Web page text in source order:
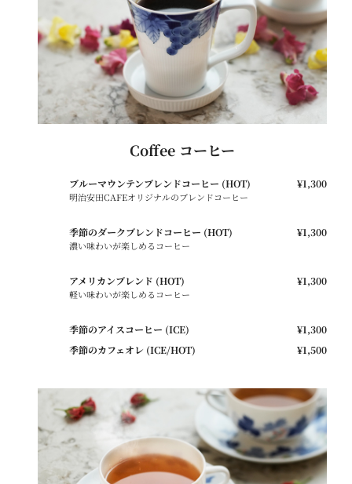
Coffee コーヒー
ブルーマウンテンブレンドコーヒー (HOT) ¥1,300
明治安田CAFEオリジナルのブレンドコーヒー
季節のダークブレンドコーヒー (HOT) ¥1,300
濃い味わいが楽しめるコーヒー
アメリカンブレンド (HOT) ¥1,300
軽い味わいが楽しめるコーヒー
季節のアイスコーヒー (ICE)
¥1,300
季節のカフェオレ (ICE/HOT)
¥1,500